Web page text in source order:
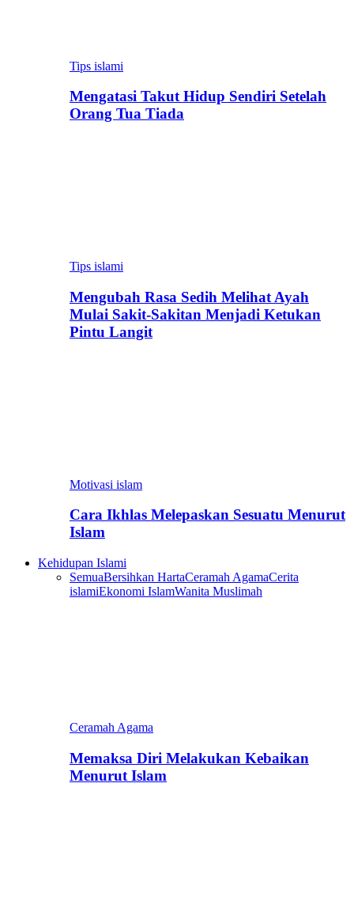
Tips islami
Mengatasi Takut Hidup Sendiri Setelah
Orang Tua Tiada
Tips islami
Mengubah Rasa Sedih Melihat Ayah
Mulai Sakit-Sakitan Menjadi Ketukan
Pintu Langit
Motivasi islam
Cara Ikhlas Melepaskan Sesuatu Menurut
Islam
Kehidupan Islami
SemuaBersihkan HartaCeramah AgamaCerita
islamiEkonomi IslamWanita Muslimah
Ceramah Agama
Memaksa Diri Melakukan Kebaikan
Menurut Islam